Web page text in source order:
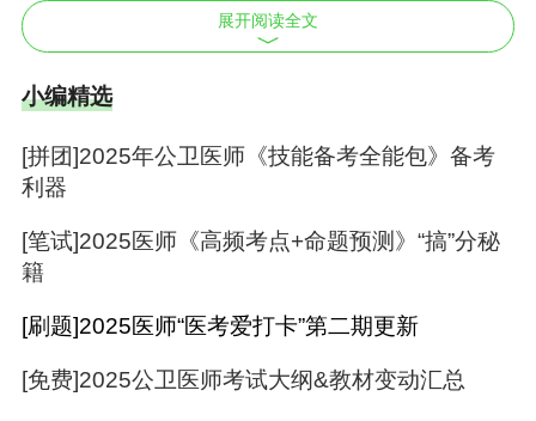
母题串讲：拆解近10年高频考点，掌握「一题抵
五题」的命题逻辑
密押刷题：内部研发押题预测，配套实时答疑，
当场攻克薄弱环节
面授专享：现场刷题+考情预测，沉浸式冲刺提分
快速购买入口
【面授】
公卫执业医师-五
天四夜刷题密押班
2980 立即购买>
展开阅读全文
小编精选
[拼团]2025年公卫医师《技能备考全能包》备考
利器
[笔试]2025医师《高频考点+命题预测》“搞”分秘
籍
[刷题]2025医师“医考爱打卡”第二期更新
[免费]2025公卫医师考试大纲&教材变动汇总